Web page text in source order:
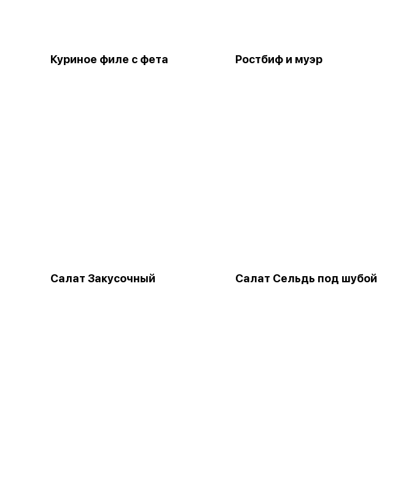
Куриное филе с фета Ростбиф и муэр
Салат Закусочный Салат Сельдь под шубой